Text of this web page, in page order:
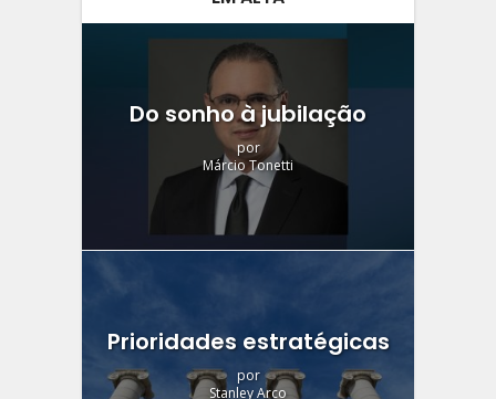
Do sonho à jubilação
por
Márcio Tonetti
Prioridades estratégicas
por
Stanley Arco